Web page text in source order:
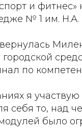
и
№ 1 им.
по
я
себя то, над
было